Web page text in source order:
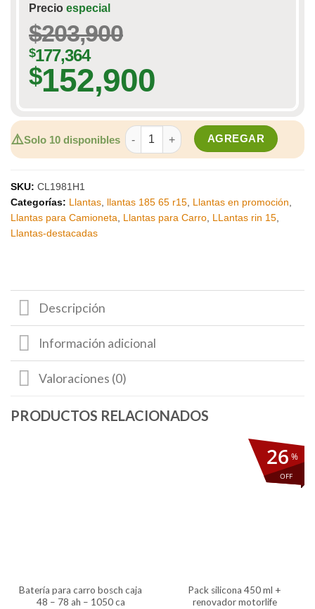
Precio especial
$203,900
$177,364
$152,900
⚠️Solo 10 disponibles
LLANTA COMPASAL 185/65R15 88H
AGREGAR
SKU: CL1981H1
Categorías: Llantas llantas 185 65 r15 Llantas en promoción
Llantas para Camioneta
Llantas para Carro LLantas rin 15
Llantas-destacadas
Descripción
Información adicional
Valoraciones (0)
batería para carro bosch caja
48 – 78 ah – 1050 ca
%
OFF
26
pack silicona 450 ml +
renovador motorlife